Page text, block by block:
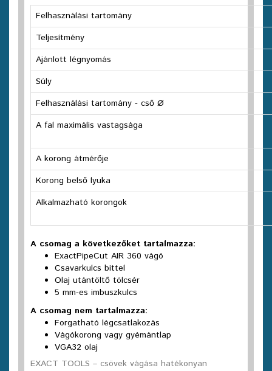
Felhasználási tartomány
Teljesítmény
Ajánlott légnyomás
Súly
Felhasználási tartomány - cső Ø
A fal maximális vastagsága
A korong átmérője
Korong belső lyuka
Alkalmazható korongok
A csomag a következőket tartalmazza:
ExactPipeCut AIR 360 vágó
Csavarkulcs bittel
Olaj utántöltő tölcsér
5 mm-es imbuszkulcs
A csomag nem tartalmazza:
Forgatható légcsatlakozás
Vágókorong vagy gyémántlap
VGA32 olaj
EXACT TOOLS – csövek vágása hatékonyan